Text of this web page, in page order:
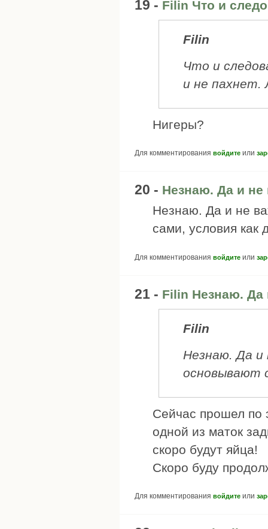
19 - Filin Что и
Filin
Что и
и не пахнет.
Нигеры?
Для комментирования войдите или
20 - Незнаю. Да и не
Незнаю. Да и не
сами, условия как
Для комментирования войдите или
21 - Filin Незнаю. Да
Filin
Незнаю. Да и
основывают
Сейчас прошел по
одной из маток
скоро будут яйца!
Скоро буду
Для комментирования войдите или